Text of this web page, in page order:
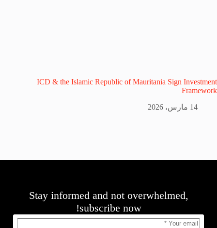
ICD & the Islamic Republic of Mauritania Sign Investment
Framework
14 مارس، 2026
Stay informed and not overwhelmed,
subscribe now!